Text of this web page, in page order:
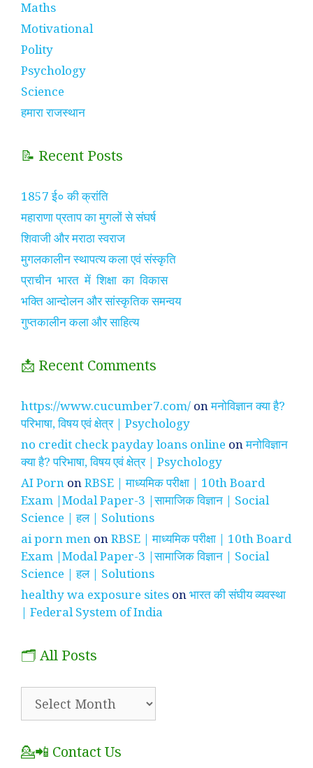
Maths
Motivational
Polity
Psychology
Science
हमारा राजस्थान
📝 Recent Posts
1857 ई० की क्रांति
महाराणा प्रताप का मुगलों से संघर्ष
शिवाजी और मराठा स्वराज
मुगलकालीन स्थापत्य कला एवं संस्कृति
प्राचीन भारत में शिक्षा का विकास
भक्ति आन्दोलन और सांस्कृतिक समन्वय
गुप्तकालीन कला और साहित्य
📩 Recent Comments
https://www.cucumber7.com/ onमनोविज्ञान क्या है?
परिभाषा, विषय एवं क्षेत्र | Psychology
no credit check payday loans online onमनोविज्ञान
क्या है? परिभाषा, विषय एवं क्षेत्र | Psychology
AI Porn onRBSE | माध्यमिक परीक्षा | 10th Board
Exam |Modal Paper-3 |सामाजिक विज्ञान | Social
Science | हल | Solutions
ai porn men onRBSE | माध्यमिक परीक्षा | 10th Board
Exam |Modal Paper-3 |सामाजिक विज्ञान | Social
Science | हल | Solutions
healthy wa exposure sites onभारत की संघीय व्यवस्था
| Federal System of India
🗂️ All Posts
💁📲 Contact Us